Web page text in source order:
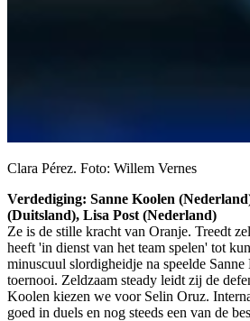
Clara Pérez. Foto: Willem Vernes
Verdediging: Sanne Koolen
(Duitsland), Lisa Post (Nederland)
Ze is de stille kracht van Oranje. Treedt
heeft 'in dienst van het team spelen' tot
minuscuul slordigheidje na speelde
toernooi. Zeldzaam steady leidt zij de
Koolen kiezen we voor Selin Oruz.
goed in duels en nog steeds een van de